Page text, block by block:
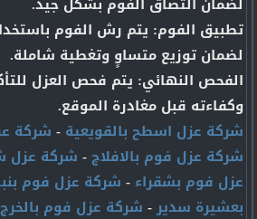
تطبيق الفوم: يتم رش الفوم
لضمان توزيع متساوٍ وتغطية شاملة.
الفحص النهائي: يتم فحص العزل
وكفاءته قبل مغادرة الموقع.
شركة عزل اسطح بالقويعية - شركة
شركة عزل فوم بالافلاج- شركة عزل
عزل فوم بشقراء - شركة عزل فوم
بعشيرة سدير- شركة عزل فوم بالخرج